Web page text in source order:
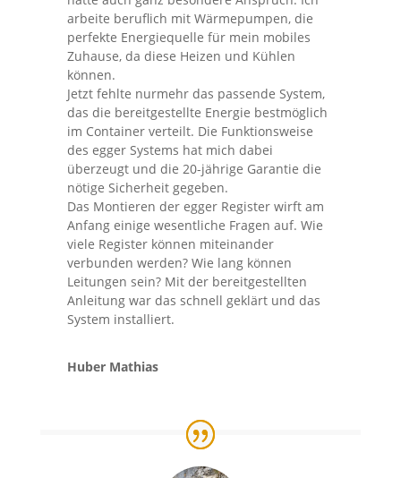
arbeite beruflich mit Wärmepumpen, die
perfekte Energiequelle für mein mobiles
Zuhause, da diese Heizen und Kühlen
können.
Jetzt fehlte nurmehr das passende System,
das die bereitgestellte Energie bestmöglich
im Container verteilt. Die Funktionsweise
des egger Systems hat mich dabei
überzeugt und die 20-jährige Garantie die
nötige Sicherheit gegeben.
Das Montieren der egger Register wirft am
Anfang einige wesentliche Fragen auf. Wie
viele Register können miteinander
verbunden werden? Wie lang können
Leitungen sein? Mit der bereitgestellten
Anleitung war das schnell geklärt und das
System installiert.
Huber Mathias